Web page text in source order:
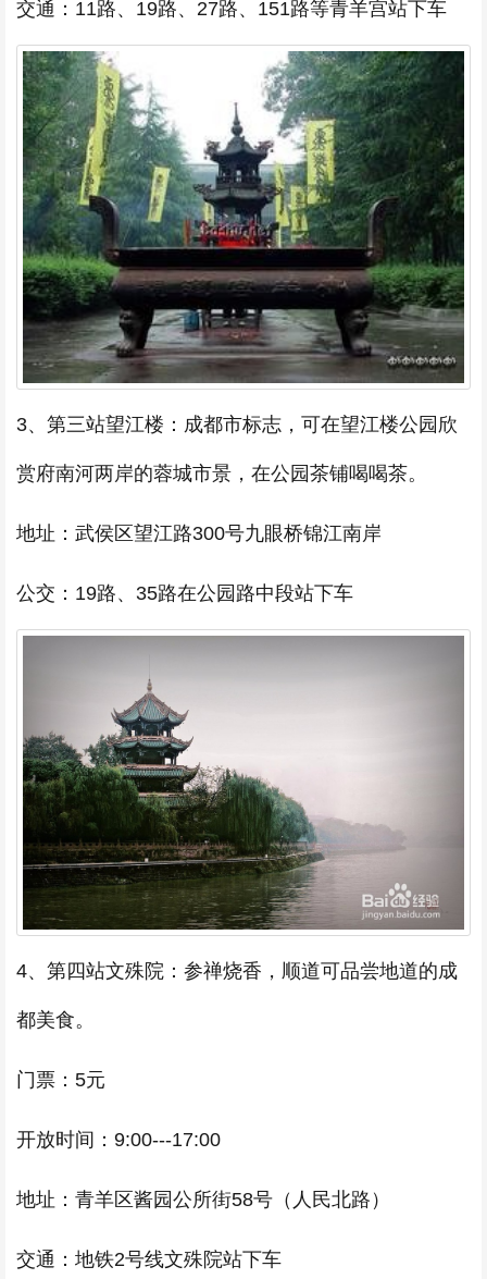
交通：11路、19路、27路、151路等青羊宫站下车
3、第三站望江楼：成都市标志，可在望江楼公园欣
赏府南河两岸的蓉城市景，在公园茶铺喝喝茶。
地址：武侯区望江路300号九眼桥锦江南岸
公交：19路、35路在公园路中段站下车
4、第四站文殊院：参禅烧香，顺道可品尝地道的成
都美食。
门票：5元
开放时间：9:00---17:00
地址：青羊区酱园公所街58号（人民北路）
交通：地铁2号线文殊院站下车